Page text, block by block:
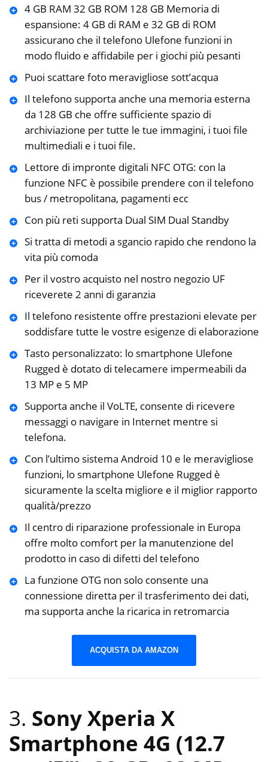
4 GB RAM 32 GB ROM 128 GB Memoria di
espansione: 4 GB di RAM e 32 GB di ROM
assicurano che il telefono Ulefone funzioni in
modo fluido e affidabile per i giochi più pesanti
Puoi scattare foto meravigliose sott’acqua
Il telefono supporta anche una memoria esterna
da 128 GB che offre sufficiente spazio di
archiviazione per tutte le tue immagini, i tuoi file
multimediali e i tuoi file.
Lettore di impronte digitali NFC OTG: con la
funzione NFC è possibile prendere con il telefono
bus / metropolitana, pagamenti ecc
Con più reti supporta Dual SIM Dual Standby
Si tratta di metodi a sgancio rapido che rendono la
vita più comoda
Per il vostro acquisto nel nostro negozio UF
riceverete 2 anni di garanzia
Il telefono resistente offre prestazioni elevate per
soddisfare tutte le vostre esigenze di elaborazione
Tasto personalizzato: lo smartphone Ulefone
Rugged è dotato di telecamere impermeabili da
13 MP e 5 MP
Supporta anche il VoLTE, consente di ricevere
messaggi o navigare in Internet mentre si
telefona.
Con l’ultimo sistema Android 10 e le meravigliose
funzioni, lo smartphone Ulefone Rugged è
sicuramente la scelta migliore e il miglior rapporto
qualità/prezzo
Il centro di riparazione professionale in Europa
offre molto comfort per la manutenzione del
prodotto in caso di difetti del telefono
La funzione OTG non solo consente una
connessione diretta per il trasferimento dei dati,
ma supporta anche la ricarica in retromarcia
ACQUISTA DA AMAZON
3. Sony Xperia X
Smartphone 4G (12.7